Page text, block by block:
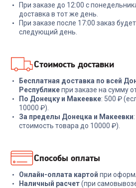
28 999₽ 1
При заказе до 12:00 с
доставка в тот же день.
При заказе после 17:00 заказ
следующий день.
Стоимость доставки
Бесплатная доставка по всей
Республикепри заказе на сумму
По Донецку и Макеевке: 500 ₽
10000 ₽).
За пределы Донецка и Макеевки
стоимость товара до 10000 ₽).
Способы оплаты
Онлайн-оплата картой при
Наличный расчет(при